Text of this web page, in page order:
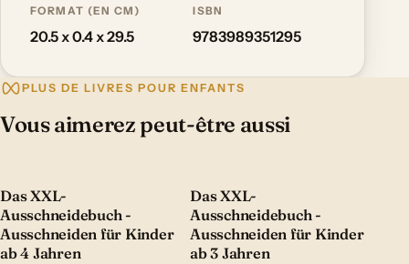
FORMAT (EN CM)
20.5 x 0.4 x 29.5
ISBN
9783989351295
PLUS DE LIVRES POUR ENFANTS
Vous aimerez peut-être aussi
Das XXL-
Ausschneidebuch -
Ausschneiden für Kinder
ab 4 Jahren
Das XXL-
Ausschneidebuch -
Ausschneiden für Kinder
ab 3 Jahren